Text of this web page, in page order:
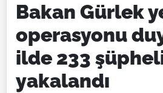
Bakan Gürlek
operasyonu
ilde 233
yakalandı